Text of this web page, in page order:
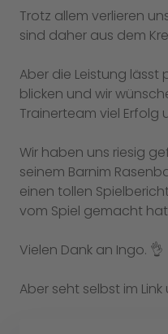
Trotz allem verlieren
sind daher aus dem
Aber die Leistung lässt
blicken und wir
Trainerteam viel Erfolg
Wir haben uns riesig
seinem Barnim
einen tollen
vom Spiel gemacht
Vielen Dank an Ingo. 👌
Aber seht selbst im Link